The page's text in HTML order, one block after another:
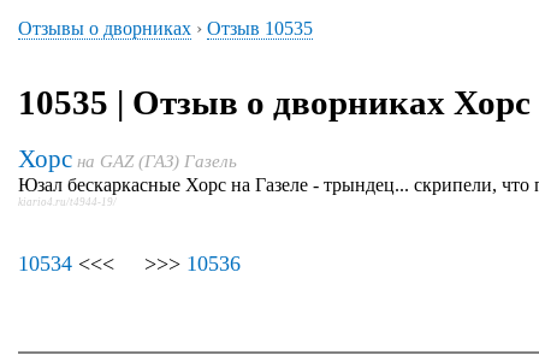
Отзывы о дворниках › Отзыв 10535
10535 | Отзыв о дворниках Хорс
Хорс на GAZ (ГАЗ) Газель
Юзал бескаркасные Хорс на Газеле - трындец... скрипели, что
kiario4.ru/t4944-19/
10534 <<< >>> 10536